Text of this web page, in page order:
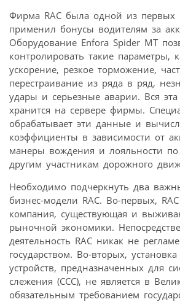
Фирма RAC была одной из первых
применил бонусы водителям за
Оборудование Enfora Spider MT
контролировать такие параметры,
ускорение, резкое торможение,
перестраивание из ряда в ряд,
удары и серьезные аварии. Вся
хранится на сервере фирмы.
обрабатывает эти данные и
коэффициенты в зависимости от
манеры вождения и лояльности
другим участникам дорожного
Необходимо подчеркнуть два
бизнес-модели RAC. Во-первых,
компания, существующая и
рыночной экономики.
деятельность RAC никак не
государством. Во-вторых,
устройств, предназначенных для
слежения (ССС), не является в
обязательным требованием